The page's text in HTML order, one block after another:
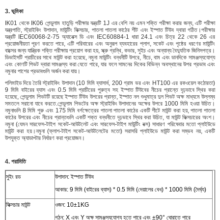
3. ভূমিকা
IK01 থেকে IK06 পেন্ডুলাম হাতুড়ি পরীক্ষার যন্ত্রটি 1J এর বেশি নয় এমন শক্তি পরীক্ষা করার জন্য, এটি পরীক্ষা
যন্ত্রপাতি, স্ট্রাইকিং উপাদান, মাউন্টিং ফিক্সচার, পাতলা পাতলা কাঠের শীট এবং ইস্পাত টিউব দ্বারা গঠিত।পরীক্ষার
যন্ত্রটি IEC60068-2-75 অ্যানেক্স ডি এবং IEC60884-1 ধারা 24.1 এবং চিত্র 22 থেকে 26 এর
প্রয়োজনীয়তা পূরণ করতে পারে, এটি পরিবারের এবং অনুরূপ ব্যবহারের প্লাগ, সকেট এবং পৃষ্ঠের ধরণের মাউন্টিং
বাক্সের জন্য যান্ত্রিক শক্তি পরীক্ষায় প্রয়োগ করা হয়, স্ক্রু গ্রন্থি, কভার, সুইচ এবং অন্যান্য বৈদ্যুতিক জিনিসপত্র।
ডিভাইসটি প্রাচীরের সাথে মাউন্ট করা হয়েছে, নমুনা মাউন্টিং বন্ধনীটি উপরে, নীচে, বাম এবং ডানদিকে সামঞ্জস্যযোগ্য
এবং কোণটি পিভট দ্বারা সামঞ্জস্য করা যেতে পারে, যার ফলে সামনের দিকের বিভিন্ন অবস্থানের উপর প্রভাব এবং
নমুনার পাশের প্রভাবগুলি অর্জন করা যায়।
পলিমাইড দিয়ে তৈরি স্ট্রাইকিং উপাদান (10 মিমি ব্যাসার্ধ, 200 গ্রাম ভর এবং HT100 এর রকওয়েল কঠোরতা)
9 মিমি বাইরের ব্যাস এবং 0.5 মিমি প্রাচীরের পুরুত্ব সহ ইস্পাত টিউবের নীচের প্রান্তে দৃঢ়ভাবে স্থির করা
হয়েছে, পেন্ডুলাম পিভটটি রয়েছে ইস্পাত টিউব উপরের প্রান্ত, ইস্পাত নল শুধুমাত্র দুল পিভট অক্ষ মাধ্যমে উল্লম্ব
সমতলে সরানো যাবে করতে.পেন্ডুলাম পিভটের অক্ষ স্ট্রাইকিং উপাদানের অক্ষের উপরে 1000 মিমি হওয়া উচিত।
নমুনাগুলি 8 মিমি পুরু এবং 175 মিমি বর্গক্ষেত্রের পাতলা পাতলা কাঠের একটি শীটে মাউন্ট করা হয়, পাতলা পাতলা
কাঠের উপরের এবং নীচের প্রান্তগুলি একটি শক্ত বন্ধনীতে দৃঢ়ভাবে স্থির করা উচিত, যা মাউন্ট ফিক্সচারের অংশ।
নমুনা (যেমন সারফেস-টাইপ সকেট-আউটলেট এবং সারফেস-টাইপ মাউন্টিং বক্স) সাধারণ পরিষেবার মতো প্লাইউডে
মাউন্ট করা হয়।নমুনা (ফ্লাশ-টাইপ সকেট-আউটলেটের মতো) সরাসরি প্লাইউডে মাউন্ট করা সম্ভব নয়, একটি
উপযুক্ত অ্যাডাপ্টার নির্ধারণ করা প্রয়োজন।
4. পরামিতি
সুইং রড
উপাদান: ইস্পাত টিউব
আকার: 9 মিমি (বাইরের ব্যাস) * 0.5 মিমি (দেয়ালের বেধ) * 1000 মিমি (দৈর্ঘ্য)
ফিক্সচার মাউন্ট
ওজন: 10±1KG
গঠন: X এবং Y অক্ষ সামঞ্জস্যযোগ্য হতে পারে এবং ±90° ঘোরাতে পারে